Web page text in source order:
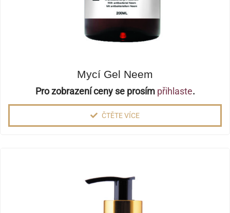
Mycí Gel Neem
Pro zobrazení ceny se prosím přihlaste.
ČTĚTE VÍCE